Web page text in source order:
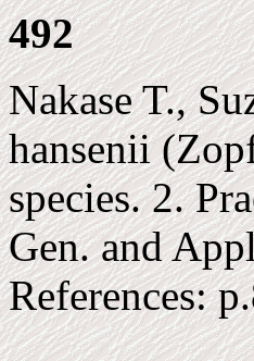
492
Nakase T.,
hansenii
species. 2.
Gen. and
References: